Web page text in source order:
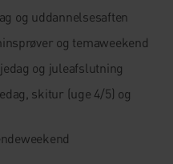
og uddannelsesaften
og temaweekend
og juleafslutning
skitur (uge 4/5) og